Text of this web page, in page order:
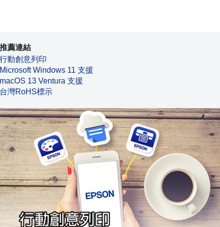
推薦連結
行動創意列印
Microsoft Windows 11 支援
macOS 13 Ventura 支援
台灣RoHS標示